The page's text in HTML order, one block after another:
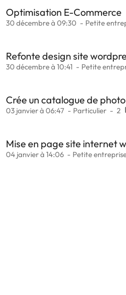
Optimisation E-Commerce
30 décembre à 09:30 Petite
Refonte design site
30 décembre à 10:41 Petite
Crée un catalogue de
03 janvier à 06:47 Particulier 2
Mise en page site internet
04 janvier à 14:06 Petite